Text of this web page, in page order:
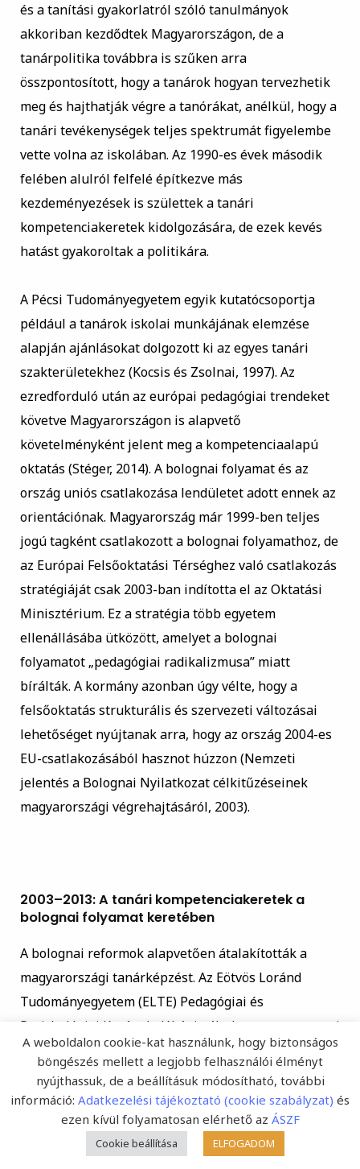
és a tanítási gyakorlatról szóló tanulmányok
akkoriban kezdődtek Magyarországon, de a
tanárpolitika továbbra is szűken arra
összpontosított, hogy a tanárok hogyan tervezhetik
meg és hajthatják végre a tanórákat, anélkül, hogy a
tanári tevékenységek teljes spektrumát figyelembe
vette volna az iskolában. Az 1990-es évek második
felében alulról felfelé építkezve más
kezdeményezések is születtek a tanári
kompetenciakeretek kidolgozására, de ezek kevés
hatást gyakoroltak a politikára.
A Pécsi Tudományegyetem egyik kutatócsoportja
például a tanárok iskolai munkájának elemzése
alapján ajánlásokat dolgozott ki az egyes tanári
szakterületekhez (Kocsis és Zsolnai, 1997). Az
ezredforduló után az európai pedagógiai trendeket
követve Magyarországon is alapvető
követelményként jelent meg a kompetenciaalapú
oktatás (Stéger, 2014). A bolognai folyamat és az
ország uniós csatlakozása lendületet adott ennek az
orientációnak. Magyarország már 1999-ben teljes
jogú tagként csatlakozott a bolognai folyamathoz, de
az Európai Felsőoktatási Térséghez való csatlakozás
stratégiáját csak 2003-ban indította el az Oktatási
Minisztérium. Ez a stratégia több egyetem
ellenállásába ütközött, amelyet a bolognai
folyamatot „pedagógiai radikalizmusa” miatt
bírálták. A kormány azonban úgy vélte, hogy a
felsőoktatás strukturális és szervezeti változásai
lehetőséget nyújtanak arra, hogy az ország 2004-es
EU-csatlakozásából hasznot húzzon (Nemzeti
jelentés a Bolognai Nyilatkozat célkitűzéseinek
magyarországi végrehajtásáról, 2003).
2003–2013: A tanári kompetenciakeretek a
bolognai folyamat keretében
A bolognai reformok alapvetően átalakították a
magyarországi tanárképzést. Az Eötvös Loránd
Tudományegyetem (ELTE) Pedagógiai és
Pszichológiai Karának dékánja által vezetett nemzeti
bolognai bizottság tanárképzési albizottságában
lezajlott szakmai vita fő eredménye egy egységes,
mesterszintű tanárképzési program létrehozása
volt. Ezt az új struktúrát a felsőoktatásról szóló 2005.
évi CXXXIX. törvény biztosította. Ezzel párhuzamosan
A weboldalon cookie-kat használunk, hogy biztonságos
böngészés mellett a legjobb felhasználói élményt
nyújthassuk, de a beállításuk módosítható, további
információ: Adatkezelési tájékoztató (cookie szabályzat) és
ezen kívül folyamatosan elérhető az ÁSZF
Cookie beállítása ELFOGADOM